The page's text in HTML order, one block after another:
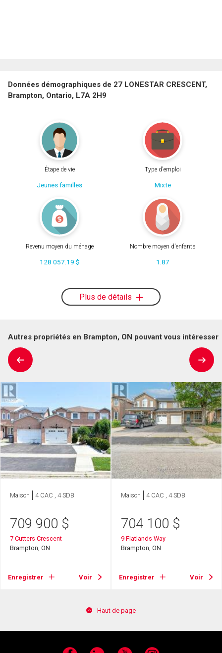
Données démographiques de 27 LONESTAR CRESCENT,
Brampton, Ontario, L7A 2H9
Étape de vie
Jeunes familles
Type d'emploi
Mixte
Revenu moyen du ménage
128 057.19 $
Nombre moyen d'enfants
1.87
Plus de détails
Autres propriétés en Brampton, ON pouvant vous intéresser
Maison 4 CAC , 4 SDB
709 900 $
7 Cutters Crescent
Brampton, ON
Enregistrer Voir
Maison 4 CAC , 4 SDB
704 100 $
9 Flatlands Way
Brampton, ON
Enregistrer Voir
Haut de page